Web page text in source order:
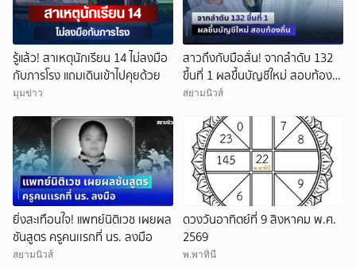
รู้แล้ว! สาเหตุนักเรียน 14 ไม่ลงมือ
กับภารโรง แถมเดินเข้าไปคุยด้วย
มุมข่าว
สาวถึงกับมือสั่น! จากลำดับ 132
ขึ้นที่ 1 ผลขึ้นบัญชีใหม่ สอบท้อง
ถิ่น
สยามนิวส์
ยิ่งสะเทือนใจ! แพทย์นิติเวช เผยผล
ชันสูตร ครูคนเเรกที่ นร. ลงมือ
สยามนิวส์
ดวงวันอาทิตย์ที่ 9 สิงหาคม พ.ศ.
2569
พ.พาทินี